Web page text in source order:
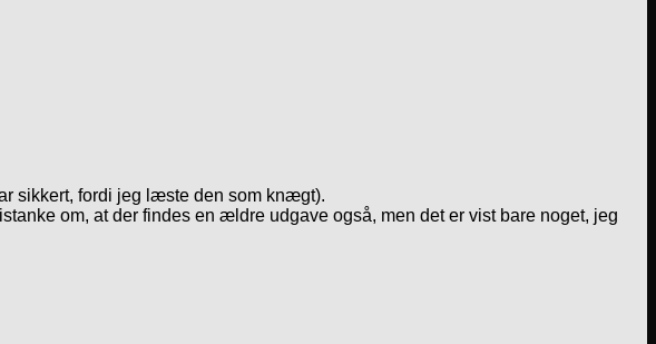
sikkert, fordi jeg læste den som knægt).
om, at der findes en ældre udgave også, men det er vist bare noget, jeg